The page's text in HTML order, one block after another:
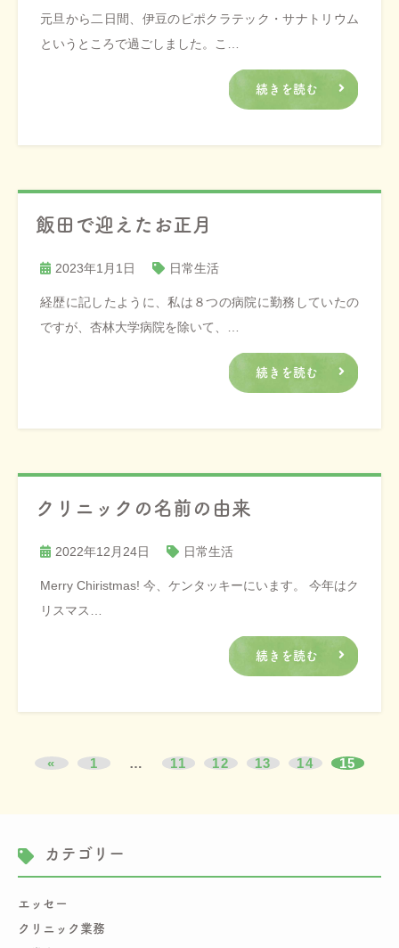
元旦から二日間、伊豆のピポクラテック・サナトリウム
というところで過ごしました。こ…
続きを読む
飯田で迎えたお正月
2023年1月1日 日常生活
経歴に記したように、私は８つの病院に勤務していたの
ですが、杏林大学病院を除いて、…
続きを読む
クリニックの名前の由来
2022年12月24日 日常生活
Merry Chiristmas! 今、ケンタッキーにいます。 今年はク
リスマス…
続きを読む
« 1 … 11 12 13 14 15
カテゴリー
エッセー
クリニック業務